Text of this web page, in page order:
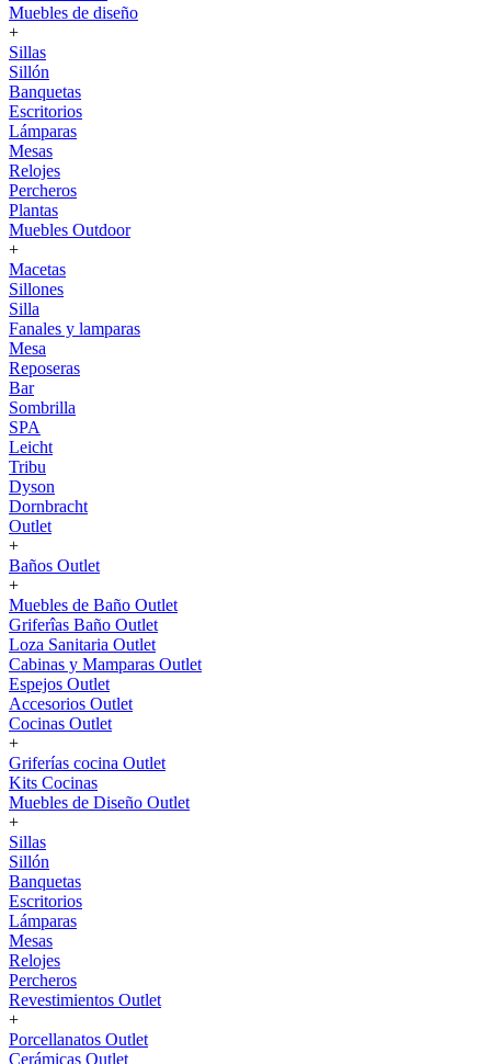
Muebles de diseño
+
Sillas
Sillón
Banquetas
Escritorios
Lámparas
Mesas
Relojes
Percheros
Plantas
Muebles Outdoor
+
Macetas
Sillones
Silla
Fanales y lamparas
Mesa
Reposeras
Bar
Sombrilla
SPA
Leicht
Tribu
Dyson
Dornbracht
Outlet
+
Baños Outlet
+
Muebles de Baño Outlet
Griferîas Baño Outlet
Loza Sanitaria Outlet
Cabinas y Mamparas Outlet
Espejos Outlet
Accesorios Outlet
Cocinas Outlet
+
Griferías cocina Outlet
Kits Cocinas
Muebles de Diseño Outlet
+
Sillas
Sillón
Banquetas
Escritorios
Lámparas
Mesas
Relojes
Percheros
Revestimientos Outlet
+
Porcellanatos Outlet
Cerámicas Outlet